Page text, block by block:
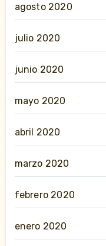
agosto 2020
julio 2020
junio 2020
mayo 2020
abril 2020
marzo 2020
febrero 2020
enero 2020